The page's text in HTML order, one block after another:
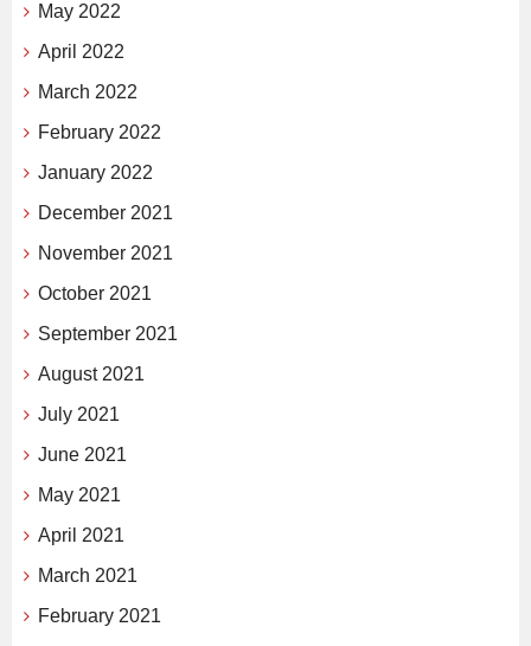
May 2022
April 2022
March 2022
February 2022
January 2022
December 2021
November 2021
October 2021
September 2021
August 2021
July 2021
June 2021
May 2021
April 2021
March 2021
February 2021